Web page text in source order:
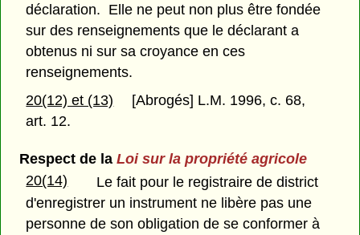
déclaration. Elle ne peut non plus être fondée
sur des renseignements que le déclarant a
obtenus ni sur sa croyance en ces
renseignements.
20(12) et (13) [Abrogés] L.M. 1996, c. 68,
art. 12.
Respect de la Loi sur la propriété agricole
20(14)
Le fait pour le registraire de district
d'enregistrer un instrument ne libère pas une
personne de son obligation de se conformer à